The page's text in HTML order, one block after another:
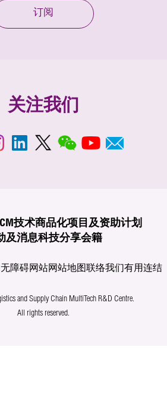
订阅
关注我们
技术商品化项目及资助计划
及消息科技分享会籍
无障碍网站网站地图联络我们有用连结
and Supply Chain MultiTech R&D Centre.
All rights reserved.